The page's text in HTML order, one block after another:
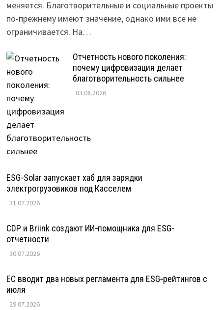
меняется. Благотворительные и социальные проекты
по-прежнему имеют значение, однако ими все не
ограничивается. На…
Отчетность нового поколения:
почему цифровизация делает
благотворительность сильнее
03.08.2026
ESG‑Solar запускает хаб для зарядки
электрогрузовиков под Касселем
31.07.2026
CDP и Briink создают ИИ‑помощника для ESG-
отчетности
30.07.2026
ЕС вводит два новых регламента для ESG‑рейтингов с
июля
29.07.2026